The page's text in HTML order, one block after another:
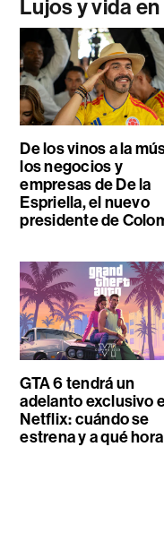
Lujos y vida
De los vinos a la
los negocios y
empresas de De la
Espriella, el nuevo
presidente de
GTA 6 tendrá un
adelanto exclusivo
Netflix: cuándo se
estrena y a qué hora